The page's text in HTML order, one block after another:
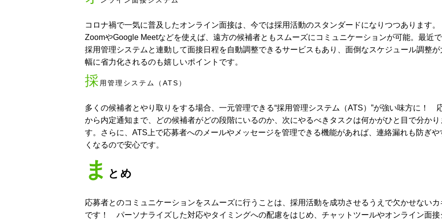
コロナ禍で一気に普及したオンライン面接は、今では採用活動のスタンダードになりつつあります。
ZoomやGoogle Meetなどを使えば、遠方の候補者ともスムーズにコミュニケーションが可能。最近
採用管理システムと連動して面接日程を自動調整できるサービスもあり、面倒なスケジュール調整が
幅に省力化されるのも嬉しいポイントです。
採 用管理システム（ATS）
多くの候補者とやり取りをする場合、一元管理できる“採用管理システム（ATS）”が強い味方に！
から内定通知まで、どの候補者がどの段階にいるのか、次にやるべきタスクは何かがひと目で分かり
す。さらに、ATS上で応募者へのメールやメッセージを管理できる機能があれば、連絡漏れも防ぎや
くなるので安心です。
ま とめ
応募者とのコミュニケーションをスムーズに行うことは、採用活動を成功させるうえで欠かせないカ
です！ パーソナライズした対応やタイミングへの配慮をはじめ、チャットツールやオンライン面接